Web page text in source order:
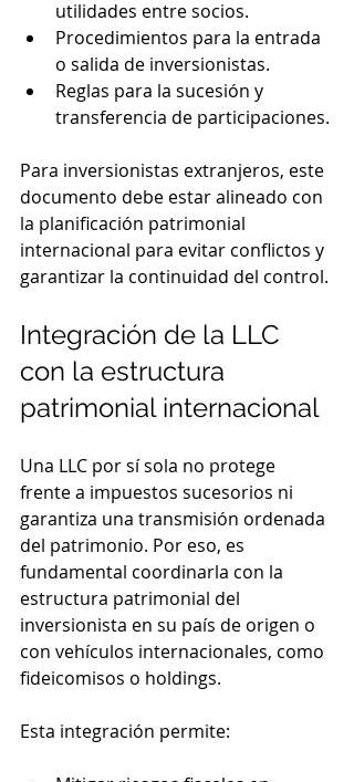
utilidades entre socios.
Procedimientos para la entrada
o salida de inversionistas.
Reglas para la sucesión y
transferencia de participaciones.
Para inversionistas extranjeros, este
documento debe estar alineado con
la planificación patrimonial
internacional para evitar conflictos y
garantizar la continuidad del control.
Integración de la LLC
con la estructura
patrimonial internacional
Una LLC por sí sola no protege
frente a impuestos sucesorios ni
garantiza una transmisión ordenada
del patrimonio. Por eso, es
fundamental coordinarla con la
estructura patrimonial del
inversionista en su país de origen o
con vehículos internacionales, como
fideicomisos o holdings.
Esta integración permite: